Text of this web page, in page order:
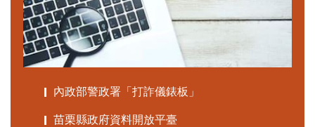
內政部警政署「打詐儀錶板」
苗栗縣政府資料開放平臺